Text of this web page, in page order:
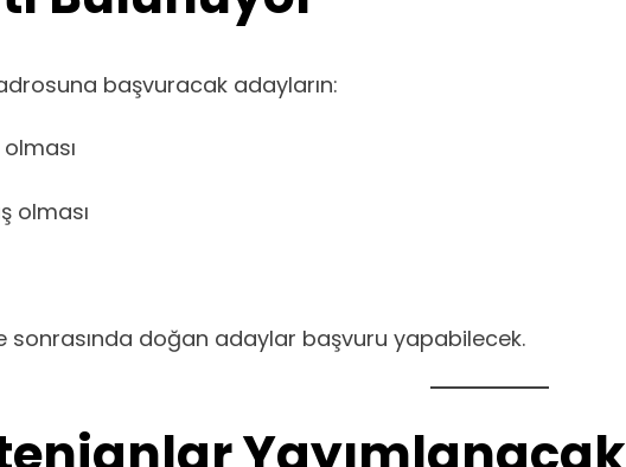
başvuracak adayların:
olması
sonrasında doğan adaylar başvuru yapabilecek.